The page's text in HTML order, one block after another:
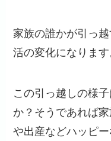
家族の誰かが引っ
活の変化になります
この引っ越しの様
か？そうであれば
や出産などハッピ